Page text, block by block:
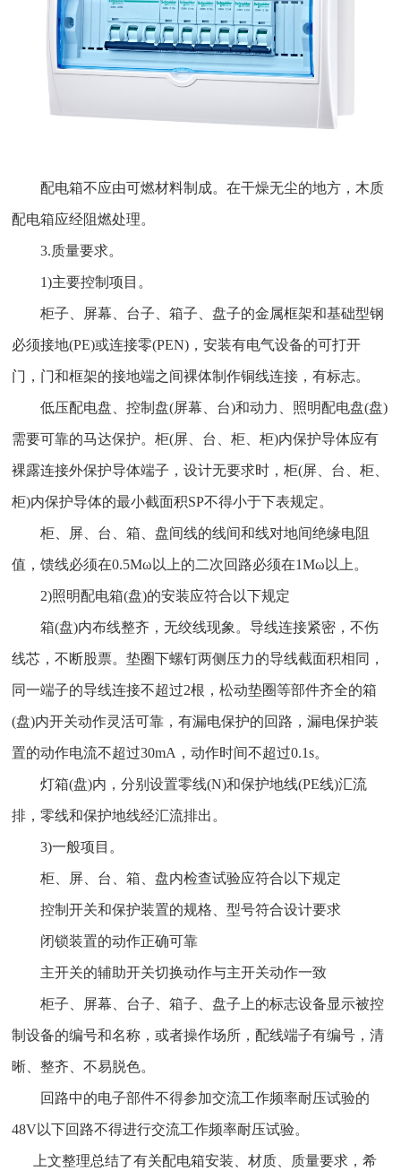
配电箱不应由可燃材料制成。在干燥无尘的地方，木质
配电箱应经阻燃处理。
3.质量要求。
1)主要控制项目。
柜子、屏幕、台子、箱子、盘子的金属框架和基础型钢
必须接地(PE)或连接零(PEN)，安装有电气设备的可打开
门，门和框架的接地端之间裸体制作铜线连接，有标志。
低压配电盘、控制盘(屏幕、台)和动力、照明配电盘(盘)
需要可靠的马达保护。柜(屏、台、柜、柜)内保护导体应有
裸露连接外保护导体端子，设计无要求时，柜(屏、台、柜、
柜)内保护导体的最小截面积SP不得小于下表规定。
柜、屏、台、箱、盘间线的线间和线对地间绝缘电阻
值，馈线必须在0.5Mω以上的二次回路必须在1Mω以上。
2)照明配电箱(盘)的安装应符合以下规定
箱(盘)内布线整齐，无绞线现象。导线连接紧密，不伤
线芯，不断股票。垫圈下螺钉两侧压力的导线截面积相同，
同一端子的导线连接不超过2根，松动垫圈等部件齐全的箱
(盘)内开关动作灵活可靠，有漏电保护的回路，漏电保护装
置的动作电流不超过30mA，动作时间不超过0.1s。
灯箱(盘)内，分别设置零线(N)和保护地线(PE线)汇流
排，零线和保护地线经汇流排出。
3)一般项目。
柜、屏、台、箱、盘内检查试验应符合以下规定
控制开关和保护装置的规格、型号符合设计要求
闭锁装置的动作正确可靠
主开关的辅助开关切换动作与主开关动作一致
柜子、屏幕、台子、箱子、盘子上的标志设备显示被控
制设备的编号和名称，或者操作场所，配线端子有编号，清
晰、整齐、不易脱色。
回路中的电子部件不得参加交流工作频率耐压试验的
48V以下回路不得进行交流工作频率耐压试验。
上文整理总结了有关配电箱安装、材质、质量要求，希